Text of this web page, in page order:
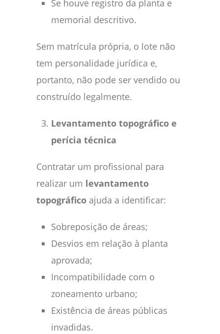
Se houve registro da planta e
memorial descritivo.
Sem matrícula própria, o lote não
tem personalidade jurídica e,
portanto, não pode ser vendido ou
construído legalmente.
Levantamento topográfico e
perícia técnica
Contratar um profissional para
realizar um levantamento
topográfico ajuda a identificar:
Sobreposição de áreas;
Desvios em relação à planta
aprovada;
Incompatibilidade com o
zoneamento urbano;
Existência de áreas públicas
invadidas.